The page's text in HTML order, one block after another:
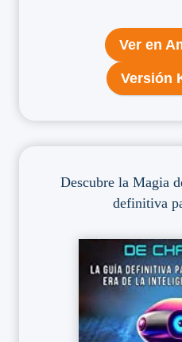
Ver en
Versión
Descubre la Magia
definitiva